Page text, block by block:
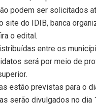
podem ser solicitados
site do IDIB, banca
o edital.
entre os
será por meio de
estão previstas para o
serão divulgados no